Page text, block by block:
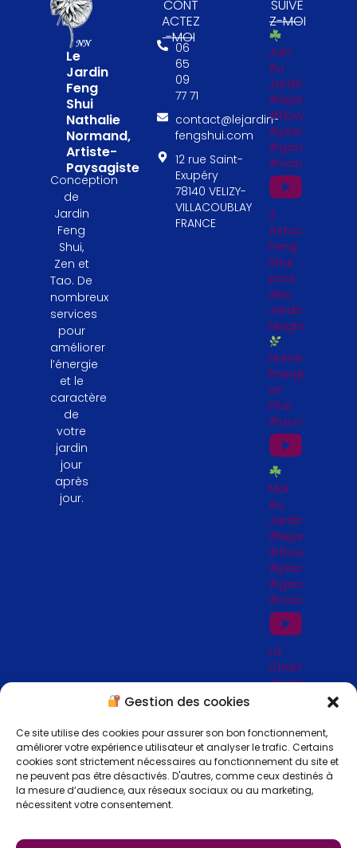
Gestion des cookies
Ce site utilise des cookies pour assurer son bon fonctionnement,
améliorer votre expérience utilisateur et analyser le trafic. Certains
cookies sont strictement nécessaires au fonctionnement du site et
ne peuvent pas être désactivés. D'autres, comme ceux destinés à
la mesure d’audience, aux réseaux sociaux ou au marketing,
nécessitent votre consentement.
Le
Jardin
Feng
Shui
Nathalie
Normand,
Artiste-
Paysagiste
Conception
de
Jardin
Feng
Shui,
Zen et
Tao. De
nombreux
services
pour
améliorer
l’énergie
et le
caractère
de
votre
jardin
jour
après
jour.
CONT
ACTEZ
-MOI
06
65
09
77 71
contact@lejardin-
fengshui.com
12 rue Saint-
Exupéry
78140 VELIZY-
VILLACOUBLAY
FRANCE
SUIVE
Z-MOI
Juin
Au
Jardin
#flowers
#garden
#naturelovers
3
Astuces
Feng
Shui
pour
des
Jardinières
Magnifiques
Humidité,
Énergie
et
Plus
Mai
Au
Jardin
#flowers
#garden
#naturelovers
La
Chambre
Jaune
de
Séricourt
_ 62